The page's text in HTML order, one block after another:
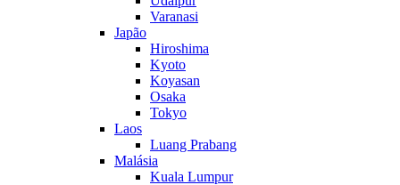
Varanasi
Japão
Hiroshima
Kyoto
Koyasan
Osaka
Tokyo
Laos
Luang Prabang
Malásia
Kuala Lumpur